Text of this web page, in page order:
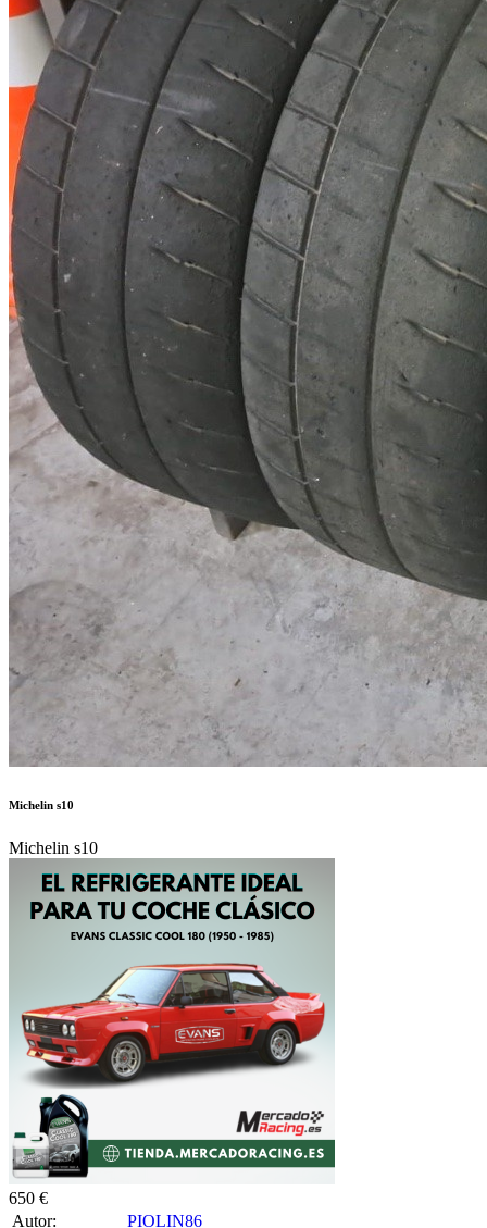
Michelin s10
Michelin s10
650 €
Autor:
PIOLIN86
Publicado en:
Neumáticos de Competición /
30-Nov-2025 22:19
763669
Visualizaciones: 569
Provincia:
Navarra
Pais:
España
Teléfono:
677544320
Tag:
,Top
Se venden 4 michelin S10 en buen estado
0 CONSULTAS RECIBIDAS.